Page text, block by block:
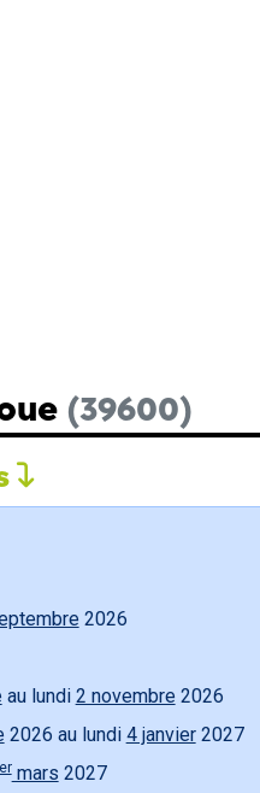
(39600)
2026
au lundi 2 novembre 2026
2026 au lundi 4 janvier2027
ermars 2027